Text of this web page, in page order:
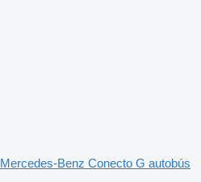
Mercedes-Benz Conecto G autobús